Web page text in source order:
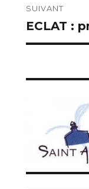
SUIVANT
Publication
suivante :
ECLAT :